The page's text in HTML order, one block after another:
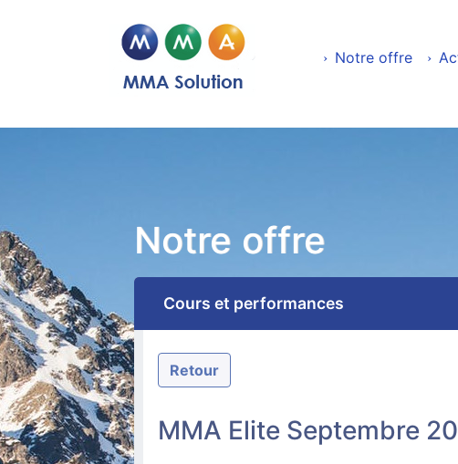
Notre offre
Notre offre
Cours et performances
Retour
MMA Elite Septembre